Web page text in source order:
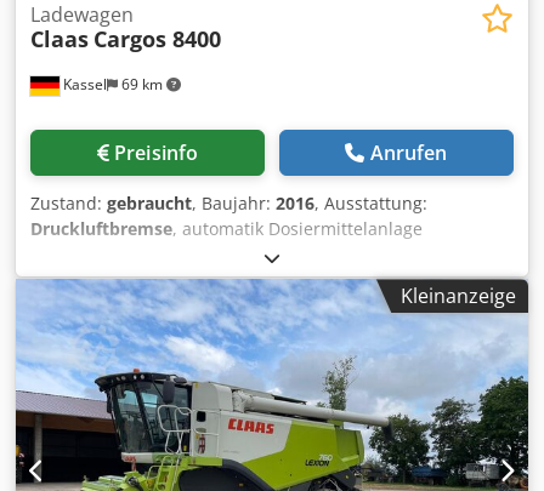
Kassel 69 km
Ladewagen
Claas Cargos 8400
Preisinfo Anrufen
Zustand: gebraucht, Baujahr: 2016, Ausstattung:
Druckluftbremse, automatik Dosiermittelanlage
abklappbarer Kratzboden 3. Tastrad unter PickUp / 6905
Ladungen Nachlauflenkachse Deichselfederung
hydraulisch Achsfederung / mechanisch LoadSensing
PickUp 40 Messer Schneidwerk LED-Lichtpaket /
Kraftmessbolzen für L Dedpfx Abjtpn Tpsrjck
Kleinanzeige